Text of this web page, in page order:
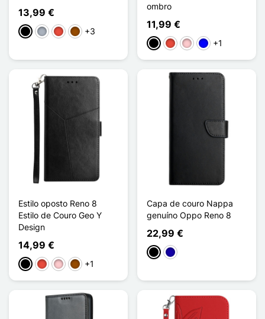
13,99 €
PretoCinzentoVermelho
Castanho
+3
ombro
11,99 €
PretoVermelho
RosaAzul+1
Estilo oposto Reno 8
Estilo de Couro Geo Y
Design
14,99 €
PretoVermelho
RosaCastanho
+1
Capa de couro Nappa
genuíno Oppo Reno 8
22,99 €
PretoAzul Escuro